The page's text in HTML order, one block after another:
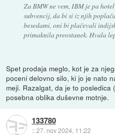
Za BMW ne vem, IBM je pa
subvencij, da bi si iz njih
besedami, oni bi plačevali
primaknila preostanek. Hvala
Spet prodaja meglo, kot je za
poceni delovno silo, ki jo je nato
meji. Razalgat, da je to posledica
posebna oblika duševne motnje.
133780
::27. nov 2024, 11:22